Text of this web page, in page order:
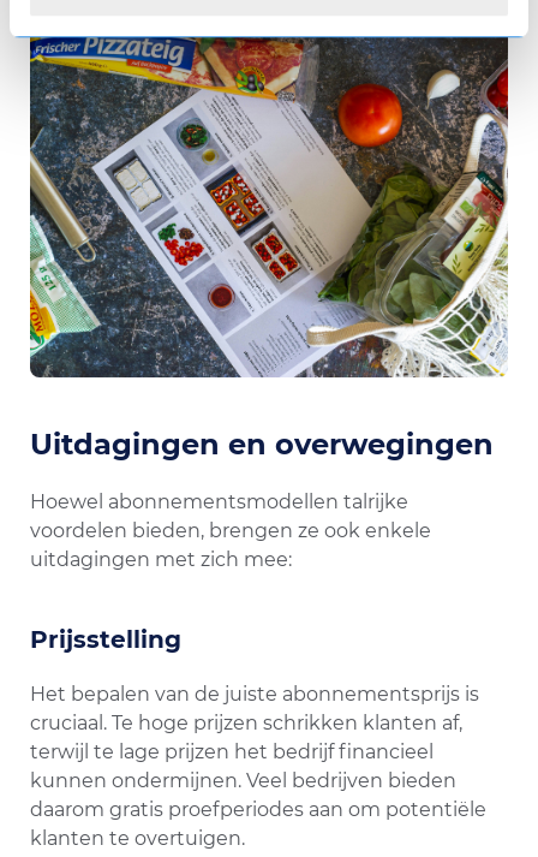
Uitdagingen en overwegingen
Hoewel abonnementsmodellen talrijke
voordelen bieden, brengen ze ook enkele
uitdagingen met zich mee:
Prijsstelling
Het bepalen van de juiste abonnementsprijs is
cruciaal. Te hoge prijzen schrikken klanten af,
terwijl te lage prijzen het bedrijf financieel
kunnen ondermijnen. Veel bedrijven bieden
daarom gratis proefperiodes aan om potentiële
klanten te overtuigen.